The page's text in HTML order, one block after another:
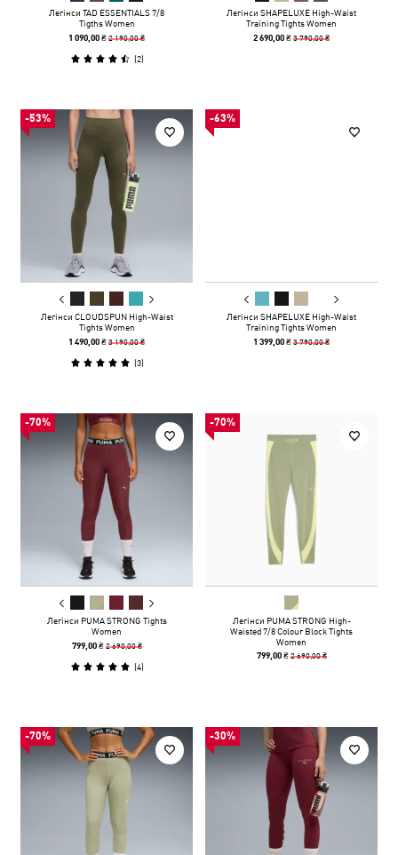
Легінси TAD ESSENTIALS 7/8
Tigths Women
1 090,00 ₴2 190,00 ₴
(2)
Легінси SHAPELUXE High-Waist
Training Tights Women
2 690,00 ₴3 790,00 ₴
-53%
Легінси CLOUDSPUN High-Waist
Tights Women
1 490,00 ₴3 190,00 ₴
(3)
-63%
Легінси SHAPELUXE High-Waist
Training Tights Women
1 399,00 ₴3 790,00 ₴
-70%
Легінси PUMA STRONG Tights
Women
799,00 ₴ 2 690,00 ₴
(4)
-70%
Легінси PUMA STRONG High-
Waisted 7/8 Colour Block Tights
Women
799,00 ₴ 2 690,00 ₴
-70% -30%